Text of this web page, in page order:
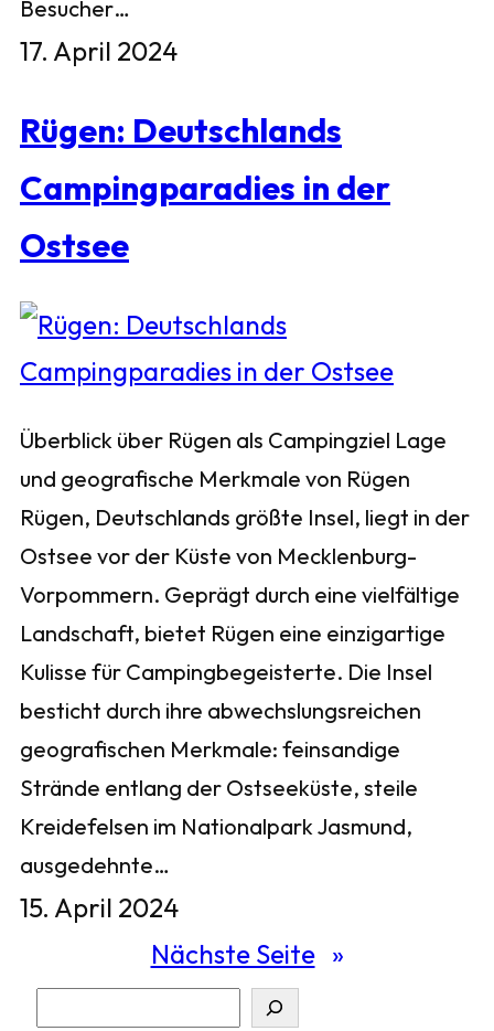
Besucher…
17. April 2024
Rügen: Deutschlands
Campingparadies in der
Ostsee
Überblick über Rügen als Campingziel Lage
und geografische Merkmale von Rügen
Rügen, Deutschlands größte Insel, liegt in der
Ostsee vor der Küste von Mecklenburg-
Vorpommern. Geprägt durch eine vielfältige
Landschaft, bietet Rügen eine einzigartige
Kulisse für Campingbegeisterte. Die Insel
besticht durch ihre abwechslungsreichen
geografischen Merkmale: feinsandige
Strände entlang der Ostseeküste, steile
Kreidefelsen im Nationalpark Jasmund,
ausgedehnte…
15. April 2024
Nächste Seite »